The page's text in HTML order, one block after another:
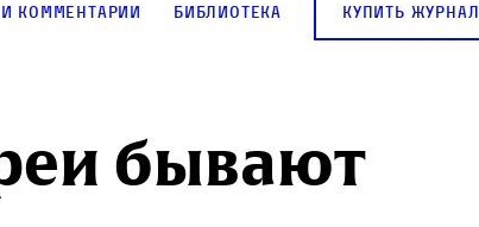
комментарии Библиотека купить журнал
бывают